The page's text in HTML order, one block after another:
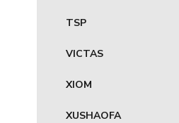
TSP
VICTAS
XIOM
XUSHAOFA